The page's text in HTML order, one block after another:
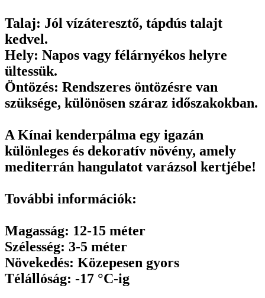
Talaj: Jól vízáteresztő, tápdús talajt
kedvel.
Hely: Napos vagy félárnyékos helyre
ültessük.
Öntözés: Rendszeres öntözésre van
szüksége, különösen száraz időszakokban.
A Kínai kenderpálma egy igazán
különleges és dekoratív növény, amely
mediterrán hangulatot varázsol kertjébe!
További információk:
Magasság: 12-15 méter
Szélesség: 3-5 méter
Növekedés: Közepesen gyors
Télállóság: -17 °C-ig